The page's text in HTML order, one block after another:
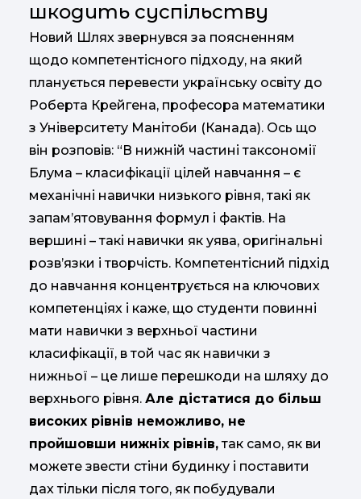
шкодить суспільству
Новий Шлях звернувся за поясненням
щодо компетентісного підходу, на який
планується перевести українську освіту до
Роберта Крейгена, професора математики
з Університету Манітоби (Канада). Ось що
він розповів: “В нижній частині таксономії
Блума – класифікації цілей навчання – є
механічні навички низького рівня, такі як
запам’ятовування формул і фактів. На
вершині – такі навички як уява, оригінальні
розв’язки і творчість. Компетентісний підхід
до навчання концентрується на ключових
компетенціях і каже, що студенти повинні
мати навички з верхньої частини
класифікації, в той час як навички з
нижньої – це лише перешкоди на шляху до
верхнього рівня. Але дістатися до більш
високих рівнів неможливо, не
пройшовши нижніх рівнів,так само, як ви
можете звести стіни будинку і поставити
дах тільки після того, як побудували